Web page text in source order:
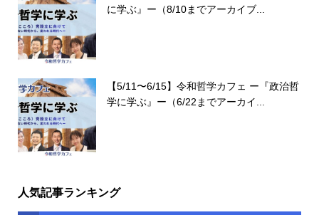
に学ぶ』ー（8/10までアーカイブ...
【5/11〜6/15】令和哲学カフェ ー『政治哲
学に学ぶ』ー（6/22までアーカイ...
人気記事ランキング